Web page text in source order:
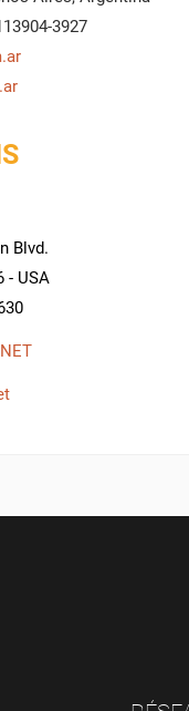
3927
Blvd.
- USA